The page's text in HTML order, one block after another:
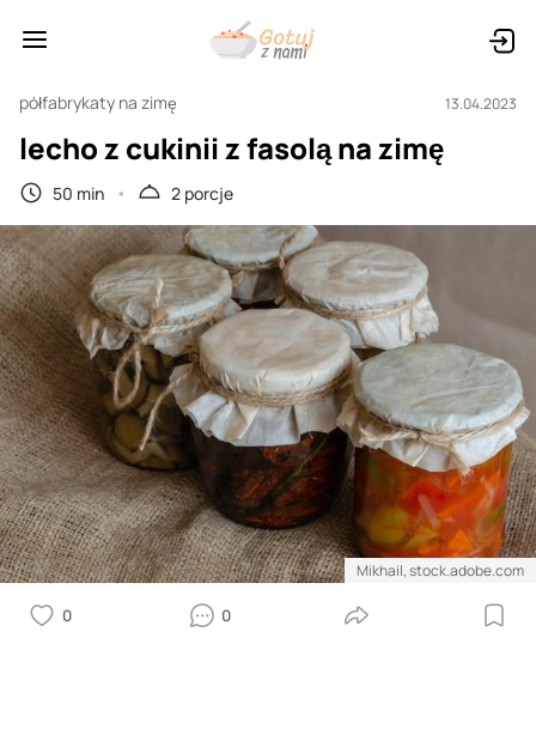
półfabrykaty na zimę 13.04.2023
lecho z cukinii z fasolą na zimę
50 min 2 porcje
Mikhail, stock.adobe.com
0 0